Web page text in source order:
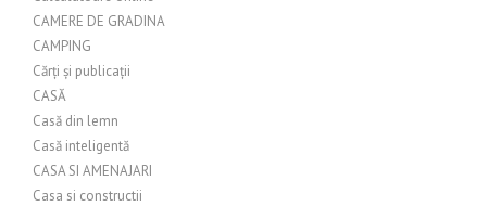
CAMERE DE GRADINA
CAMPING
Cărți și publicații
CASĂ
Casă din lemn
Casă inteligentă
CASA SI AMENAJARI
Casa si constructii